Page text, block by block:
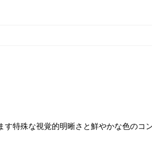
特殊な視覚的明晰さと鮮やかな色のコ